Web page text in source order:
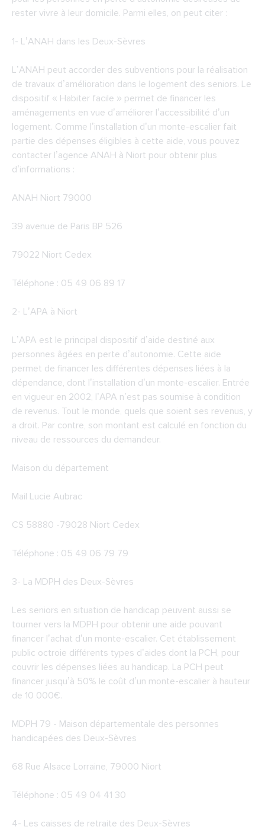
rester vivre à leur domicile. Parmi elles, on peut citer :
1- L’ANAH dans les Deux-Sèvres
L’ANAH peut accorder des subventions pour la réalisation
de travaux d’amélioration dans le logement des seniors. Le
dispositif « Habiter facile » permet de financer les
aménagements en vue d’améliorer l’accessibilité d’un
logement. Comme l’installation d’un monte-escalier fait
partie des dépenses éligibles à cette aide, vous pouvez
contacter l’agence ANAH à Niort pour obtenir plus
d’informations :
ANAH Niort 79000
39 avenue de Paris BP 526
79022 Niort Cedex
Téléphone : 05 49 06 89 17
2- L’APA à Niort
L’APA est le principal dispositif d’aide destiné aux
personnes âgées en perte d’autonomie. Cette aide
permet de financer les différentes dépenses liées à la
dépendance, dont l’installation d’un monte-escalier. Entrée
en vigueur en 2002, l’APA n’est pas soumise à condition
de revenus. Tout le monde, quels que soient ses revenus, y
a droit. Par contre, son montant est calculé en fonction du
niveau de ressources du demandeur.
Maison du département
Mail Lucie Aubrac
CS 58880 -79028 Niort Cedex
Téléphone : 05 49 06 79 79
3- La MDPH des Deux-Sèvres
Les seniors en situation de handicap peuvent aussi se
tourner vers la MDPH pour obtenir une aide pouvant
financer l’achat d’un monte-escalier. Cet établissement
public octroie différents types d’aides dont la PCH, pour
couvrir les dépenses liées au handicap. La PCH peut
financer jusqu’à 50% le coût d’un monte-escalier à hauteur
de 10 000€.
MDPH 79 - Maison départementale des personnes
handicapées des Deux-Sèvres
68 Rue Alsace Lorraine, 79000 Niort
Téléphone : 05 49 04 41 30
4- Les caisses de retraite des Deux-Sèvres